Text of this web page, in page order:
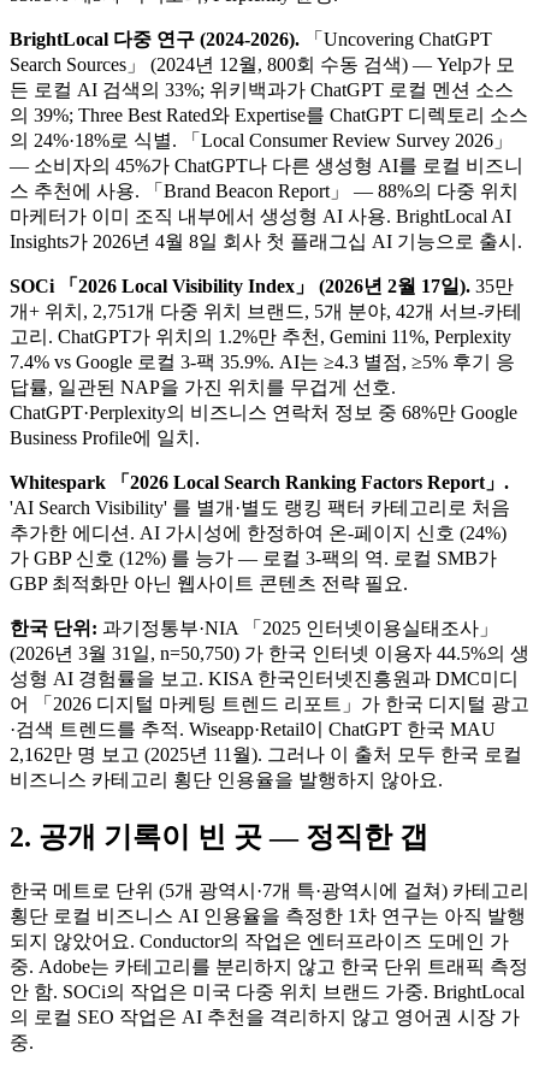
BrightLocal 다중 연구 (2024-2026). 「Uncovering ChatGPT
Search Sources」 (2024년 12월, 800회 수동 검색) — Yelp가 모
든 로컬 AI 검색의 33%; 위키백과가 ChatGPT 로컬 멘션 소스
의 39%; Three Best Rated와 Expertise를 ChatGPT 디렉토리 소스
의 24%·18%로 식별. 「Local Consumer Review Survey 2026」
— 소비자의 45%가 ChatGPT나 다른 생성형 AI를 로컬 비즈니
스 추천에 사용. 「Brand Beacon Report」 — 88%의 다중 위치
마케터가 이미 조직 내부에서 생성형 AI 사용. BrightLocal AI
Insights가 2026년 4월 8일 회사 첫 플래그십 AI 기능으로 출시.
SOCi 「2026 Local Visibility Index」 (2026년 2월 17일). 35만
개+ 위치, 2,751개 다중 위치 브랜드, 5개 분야, 42개 서브-카테
고리. ChatGPT가 위치의 1.2%만 추천, Gemini 11%, Perplexity
7.4% vs Google 로컬 3-팩 35.9%. AI는 ≥4.3 별점, ≥5% 후기 응
답률, 일관된 NAP을 가진 위치를 무겁게 선호.
ChatGPT·Perplexity의 비즈니스 연락처 정보 중 68%만 Google
Business Profile에 일치.
Whitespark 「2026 Local Search Ranking Factors Report」.
'AI Search Visibility' 를 별개·별도 랭킹 팩터 카테고리로 처음
추가한 에디션. AI 가시성에 한정하여 온-페이지 신호 (24%)
가 GBP 신호 (12%) 를 능가 — 로컬 3-팩의 역. 로컬 SMB가
GBP 최적화만 아닌 웹사이트 콘텐츠 전략 필요.
한국 단위: 과기정통부·NIA 「2025 인터넷이용실태조사」
(2026년 3월 31일, n=50,750) 가 한국 인터넷 이용자 44.5%의 생
성형 AI 경험률을 보고. KISA 한국인터넷진흥원과 DMC미디
어 「2026 디지털 마케팅 트렌드 리포트」가 한국 디지털 광고
·검색 트렌드를 추적. Wiseapp·Retail이 ChatGPT 한국 MAU
2,162만 명 보고 (2025년 11월). 그러나 이 출처 모두 한국 로컬
비즈니스 카테고리 횡단 인용율을 발행하지 않아요.
2. 공개 기록이 빈 곳 — 정직한 갭
한국 메트로 단위 (5개 광역시·7개 특·광역시에 걸쳐) 카테고리
횡단 로컬 비즈니스 AI 인용율을 측정한 1차 연구는 아직 발행
되지 않았어요. Conductor의 작업은 엔터프라이즈 도메인 가
중. Adobe는 카테고리를 분리하지 않고 한국 단위 트래픽 측정
안 함. SOCi의 작업은 미국 다중 위치 브랜드 가중. BrightLocal
의 로컬 SEO 작업은 AI 추천을 격리하지 않고 영어권 시장 가
중.